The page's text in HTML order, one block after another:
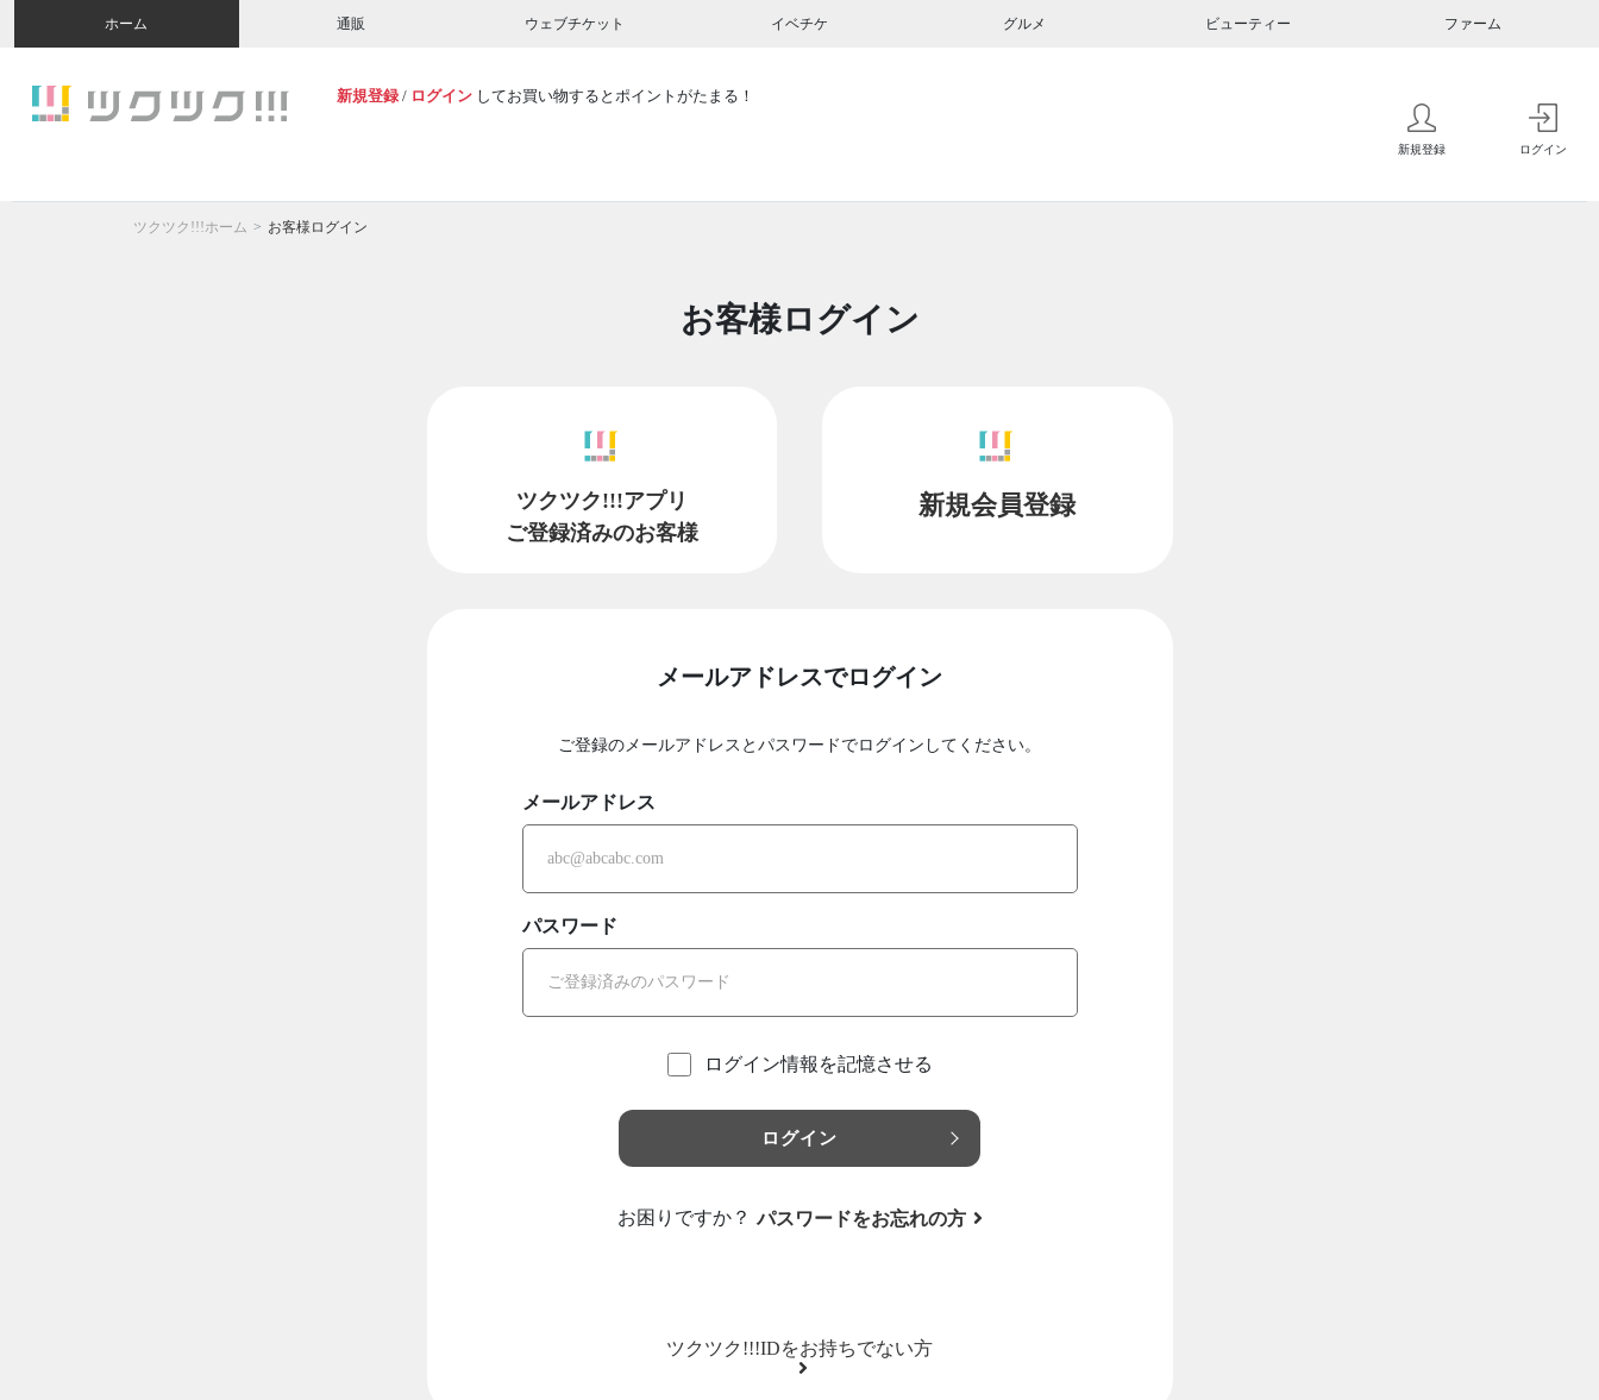
ホーム 通販 ウェブチケット イベチケ グルメ ビューティー ファーム
新規登録 / ログイン してお買い物するとポイントがたまる！
新規登録 ログイン
ツクツク!!!ホーム お客様ログイン
お客様ログイン
ツクツク!!!アプリ
ご登録済みのお客様
新規会員登録
メールアドレスでログイン
ご登録のメールアドレスとパスワードでログインしてください。
メールアドレス
パスワード
ログイン情報を記憶させる
ログイン
お困りですか？ パスワードをお忘れの方
ツクツク!!!IDをお持ちでない方